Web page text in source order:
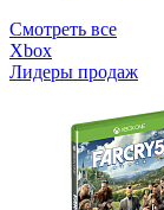
Смотреть все
Xbox
Лидеры продаж